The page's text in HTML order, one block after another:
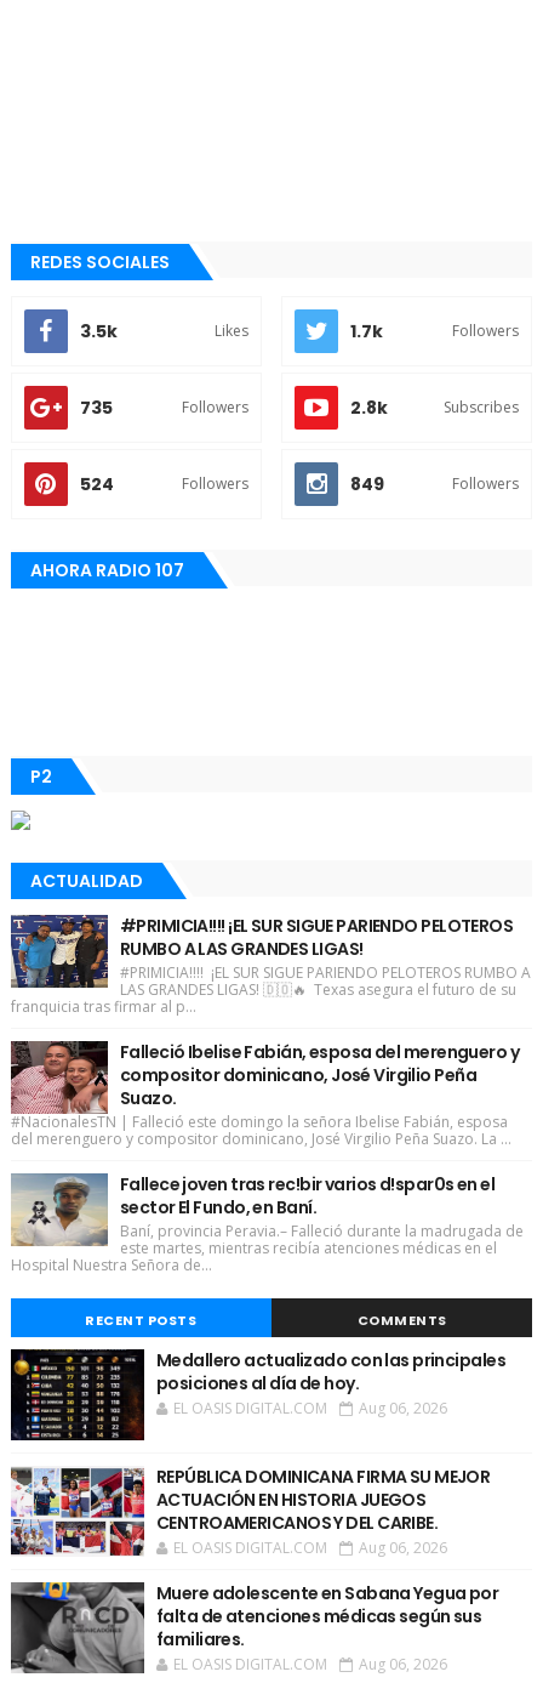
REDES SOCIALES
3.5k Likes 1.7k Followers
735 Followers 2.8k Subscribes
524 Followers 849 Followers
AHORA RADIO 107
P2
ACTUALIDAD
#PRIMICIA!!!! ¡EL SUR SIGUE PARIENDO PELOTEROS
RUMBO A LAS GRANDES LIGAS!
#PRIMICIA!!!! ¡EL SUR SIGUE PARIENDO PELOTEROS RUMBO A
LAS GRANDES LIGAS! 🇩🇴🔥 Texas asegura el futuro de su
franquicia tras firmar al p...
Falleció Ibelise Fabián, esposa del merenguero y
compositor dominicano, José Virgilio Peña
Suazo.
#NacionalesTN | Falleció este domingo la señora Ibelise Fabián, esposa
del merenguero y compositor dominicano, José Virgilio Peña Suazo. La ...
Fallece joven tras rec!bir varios d!spar0s en el
sector El Fundo, en Baní.
Baní, provincia Peravia.– Falleció durante la madrugada de
este martes, mientras recibía atenciones médicas en el
Hospital Nuestra Señora de...
RECENT POSTS COMMENTS
Medallero actualizado con las principales
posiciones al día de hoy.
EL OASIS DIGITAL.COM Aug 06, 2026
REPÚBLICA DOMINICANA FIRMA SU MEJOR
ACTUACIÓN EN HISTORIA JUEGOS
CENTROAMERICANOS Y DEL CARIBE.
EL OASIS DIGITAL.COM Aug 06, 2026
Muere adolescente en Sabana Yegua por
falta de atenciones médicas según sus
familiares.
EL OASIS DIGITAL.COM Aug 06, 2026